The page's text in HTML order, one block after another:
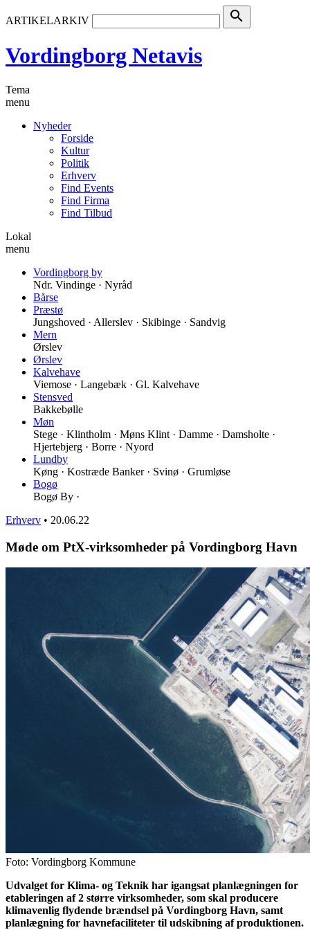
ARTIKELARKIV search
Vordingborg Netavis
Tema
menu
Nyheder
Forside
Kultur
Politik
Erhverv
Find Events
Find Firma
Find Tilbud
Lokal
menu
Vordingborg by
Ndr. Vindinge · Nyråd
Bårse
Præstø
Jungshoved · Allerslev · Skibinge · Sandvig
Mern
Ørslev
Ørslev
Kalvehave
Viemose · Langebæk · Gl. Kalvehave
Stensved
Bakkebølle
Møn
Stege · Klintholm · Møns Klint · Damme · Damsholte ·
Hjertebjerg · Borre · Nyord
Lundby
Køng · Kostræde Banker · Svinø · Grumløse
Bogø
Bogø By ·
Erhverv • 20.06.22
Møde om PtX-virksomheder på Vordingborg Havn
Foto: Vordingborg Kommune
Udvalget for Klima- og Teknik har igangsat planlægningen for
etableringen af 2 større virksomheder, som skal producere
klimavenlig flydende brændsel på Vordingborg Havn, samt
planlægning for havnefaciliteter til udskibning af produktionen.